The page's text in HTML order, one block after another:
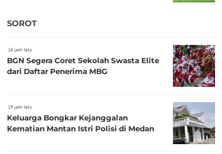
SOROT
16 jam lalu
BGN Segera Coret Sekolah Swasta Elite
dari Daftar Penerima MBG
19 jam lalu
Keluarga Bongkar Kejanggalan
Kematian Mantan Istri Polisi di Medan